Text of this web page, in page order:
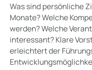
Was sind persönliche
Monate? Welche
werden? Welche
interessant? Klare
erleichtert der